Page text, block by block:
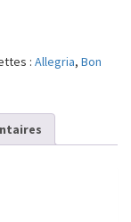
: Allegria, Bon